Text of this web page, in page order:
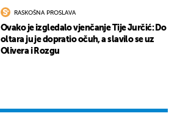
RASKOŠNA PROSLAVA
Ovako je izgledalo vjenčanje Tije Jurčić: Do
oltara ju je dopratio očuh, a slavilo se uz
Olivera i Rozgu